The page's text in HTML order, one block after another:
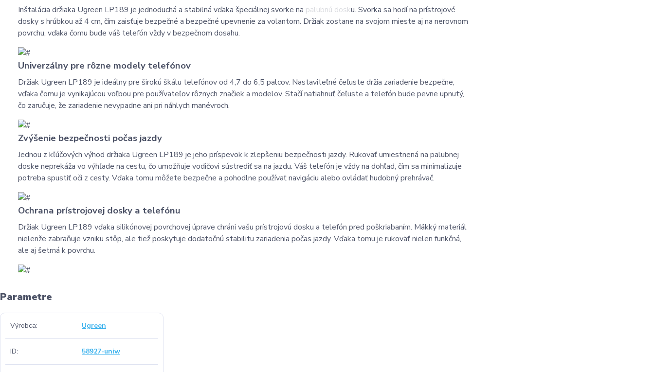
Inštalácia držiaka Ugreen LP189 je jednoduchá a stabilná vďaka špeciálnej svorke na palubnú dosku. Svorka sa hodí na prístrojové
dosky s hrúbkou až 4 cm, čím zaisťuje bezpečné a bezpečné upevnenie za volantom. Držiak zostane na svojom mieste aj na nerovnom
povrchu, vďaka čomu bude váš telefón vždy v bezpečnom dosahu.
Univerzálny pre rôzne modely telefónov
Držiak Ugreen LP189 je ideálny pre širokú škálu telefónov od 4,7 do 6,5 palcov. Nastaviteľné čeľuste držia zariadenie bezpečne,
vďaka čomu je vynikajúcou voľbou pre používateľov rôznych značiek a modelov. Stačí natiahnuť čeľuste a telefón bude pevne upnutý,
čo zaručuje, že zariadenie nevypadne ani pri náhlych manévroch.
Zvýšenie bezpečnosti počas jazdy
Jednou z kľúčových výhod držiaka Ugreen LP189 je jeho príspevok k zlepšeniu bezpečnosti jazdy. Rukoväť umiestnená na palubnej
doske neprekáža vo výhľade na cestu, čo umožňuje vodičovi sústrediť sa na jazdu. Váš telefón je vždy na dohľad, čím sa minimalizuje
potreba spustiť oči z cesty. Vďaka tomu môžete bezpečne a pohodlne používať navigáciu alebo ovládať hudobný prehrávač.
Ochrana prístrojovej dosky a telefónu
Držiak Ugreen LP189 vďaka silikónovej povrchovej úprave chráni vašu prístrojovú dosku a telefón pred poškriabaním. Mäkký materiál
nielenže zabraňuje vzniku stôp, ale tiež poskytuje dodatočnú stabilitu zariadenia počas jazdy. Vďaka tomu je rukoväť nielen funkčná,
ale aj šetrná k povrchu.
Parametre
Výrobca Ugreen
ID 58927-uniw